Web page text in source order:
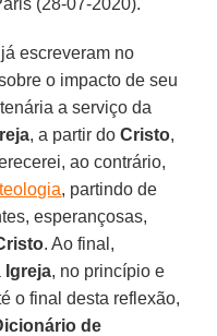
escreveram no
o impacto de seu
a serviço da
, a partir doCristo,
ao contrário,
teologia, partindo de
esperançosas,
. Ao final,
Igreja, no princípio e
o final desta reflexão,
de